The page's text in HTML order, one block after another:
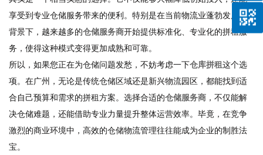
享受到专业仓储服务带来的便利。特别是在当前物流业蓬勃发展的
背景下，越来越多的仓储服务商开始提供标准化、专业化的拼租服
务，使得这种模式变得更加成熟和可靠。
所以，如果您正在为仓储问题发愁，不妨考虑一下仓库拼租这个选
项。在广州，无论是传统仓储区域还是新兴物流园区，都能找到适
合自己预算和需求的拼租方案。选择合适的仓储服务商 ，不仅能解
决仓储难题，还能借助专业力量提升整体运营效率。毕竟，在竞争
激烈的商业环境中，高效的仓储物流管理往往能成为企业的制胜法
宝。